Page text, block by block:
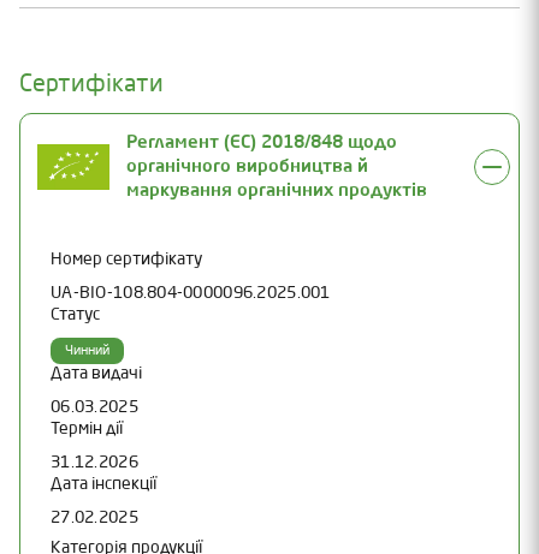
Сертифікати
Регламент (ЄС) 2018/848 щодо
органічного виробництва й
маркування органічних продуктів
Номер сертифікату
UA-BIO-108.804-0000096.2025.001
Статус
Чинний
Дата видачі
06.03.2025
Термін дії
31.12.2026
Дата інспекції
27.02.2025
Категорія продукції